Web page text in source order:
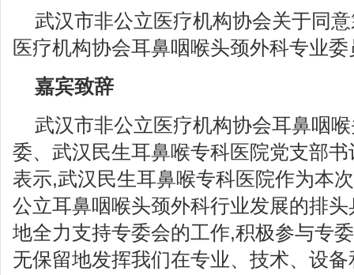
武汉市非公立医疗机构协会关于同
医疗机构协会耳鼻咽喉头颈外科专业
嘉宾致辞
武汉市非公立医疗机构协会耳鼻咽
委、武汉民生耳鼻喉专科医院党支部
表示,武汉民生耳鼻喉专科医院作为本
公立耳鼻咽喉头颈外科行业发展的排
地全力支持专委会的工作,积极参与专
无保留地发挥我们在专业、技术、设